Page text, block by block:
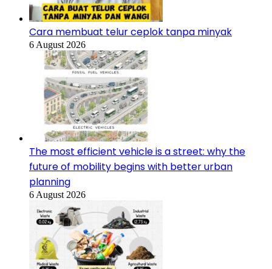
Cara membuat telur ceplok tanpa minyak
6 August 2026
The most efficient vehicle is a street: why the
future of mobility begins with better urban
planning
6 August 2026